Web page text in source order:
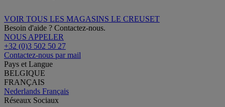
VOIR TOUS LES MAGASINS LE CREUSET
Besoin d'aide ? Contactez-nous.
NOUS APPELER
+32 (0)3 502 50 27
Contactez-nous par mail
Pays et Langue
BELGIQUE
FRANÇAIS
Nederlands Français
Réseaux Sociaux